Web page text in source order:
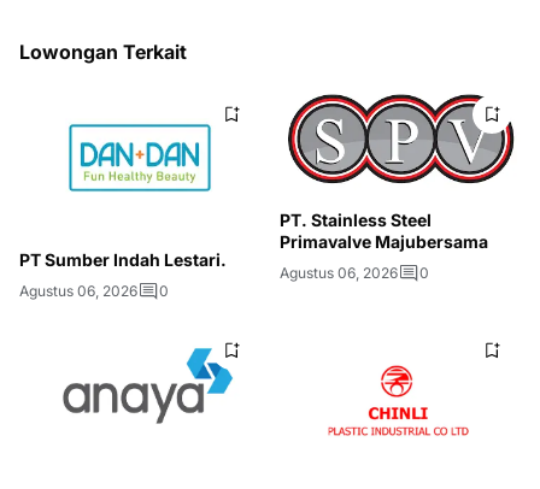
Lowongan Terkait
PT Sumber Indah Lestari.
Agustus 06, 2026 0
PT. Stainless Steel
Primavalve Majubersama
Agustus 06, 2026 0